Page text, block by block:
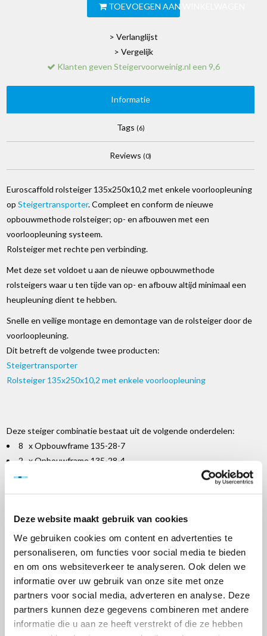
Deze website maakt gebruik van cookies
We gebruiken cookies om content en advertenties te
personaliseren, om functies voor social media te bieden
en om ons websiteverkeer te analyseren. Ook delen we
informatie over uw gebruik van onze site met onze
partners voor social media, adverteren en analyse. Deze
partners kunnen deze gegevens combineren met andere
informatie die u aan ze heeft verstrekt of die ze hebben
TOEVOEGEN AAN WINKELWAGEN
> Verlanglijst
> Vergelijk
Klanten geven Steigervoorweinig.nl een 9,6
Informatie
Tags (6)
Reviews (0)
Euroscaffold rolsteiger 135x250x10,2 met enkele voorloopleuning
opSteigertransporter. Compleet en conform de nieuwe
opbouwmethode rolsteiger; op- en afbouwen met een
voorloopleuning systeem.
Rolsteiger met rechte pen verbinding.
Met deze set voldoet u aan de nieuwe opbouwmethode
rolsteigers waar u ten tijde van op- en afbouw altijd minimaal een
heupleuning dient te hebben.
Snelle en veilige montage en demontage van de rolsteiger door de
voorloopleuning.
Dit betreft de volgende twee producten:
Steigertransporter
Rolsteiger 135x250x10,2 met enkele voorloopleuning
Deze steiger combinatie bestaat uit de volgende onderdelen:
8 x Opbouwframe 135-28-7
2 x Opbouwframe 135-28-4
10 x Diagonaal schoor 250
4 x Platform met luik 250
1 x Platform zonder luik 250
4 x Nylon wiel met stalen spindel
2 x Stabilisator 3,00m
1 x Kantplanken set 250 x 135
16 x Borgclip
1 x Standaardsteigertransporter250
1 x Disselslot